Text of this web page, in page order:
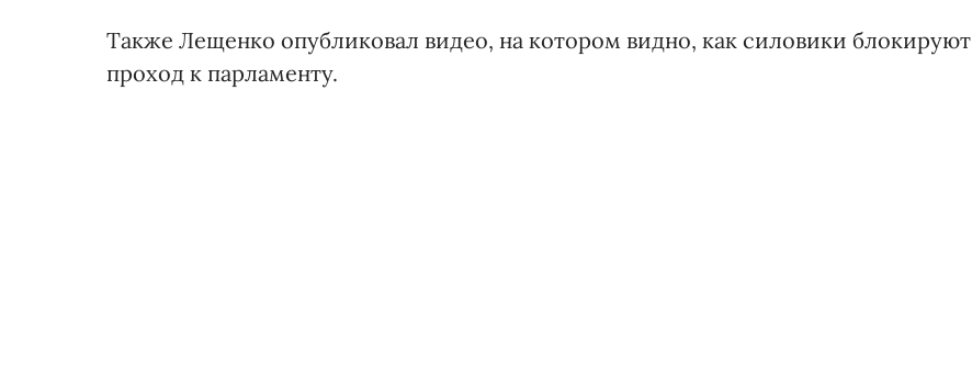
Также Лещенко опубликовал видео, на котором видно, как силовики блокируют
проход к парламенту.